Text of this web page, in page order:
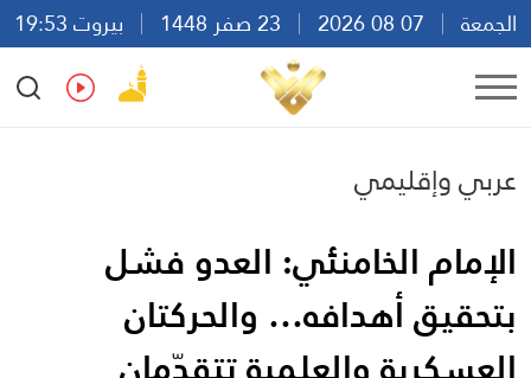
الجمعة
بيروت 19:53
Ar
En Fr Es
عربي وإقليمي
الإمام الخامنئي: العدو فشل
بتحقيق أهدافه… والحركتان